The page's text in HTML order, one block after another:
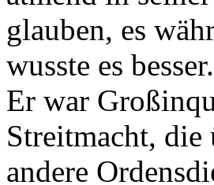
glauben, es
wusste es
Er war
Streitmacht,
andere